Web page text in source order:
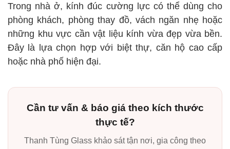
Trong nhà ở, kính đúc cường lực có thể dùng cho
phòng khách, phòng thay đồ, vách ngăn nhẹ hoặc
những khu vực cần vật liệu kính vừa đẹp vừa bền.
Đây là lựa chọn hợp với biệt thự, căn hộ cao cấp
hoặc nhà phố hiện đại.
Cần tư vấn & báo giá theo kích thước
thực tế?
Thanh Tùng Glass khảo sát tận nơi, gia công theo